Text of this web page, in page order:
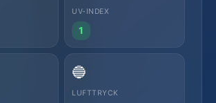
UV-INDEX
1
🔵
LUFTTRYCK